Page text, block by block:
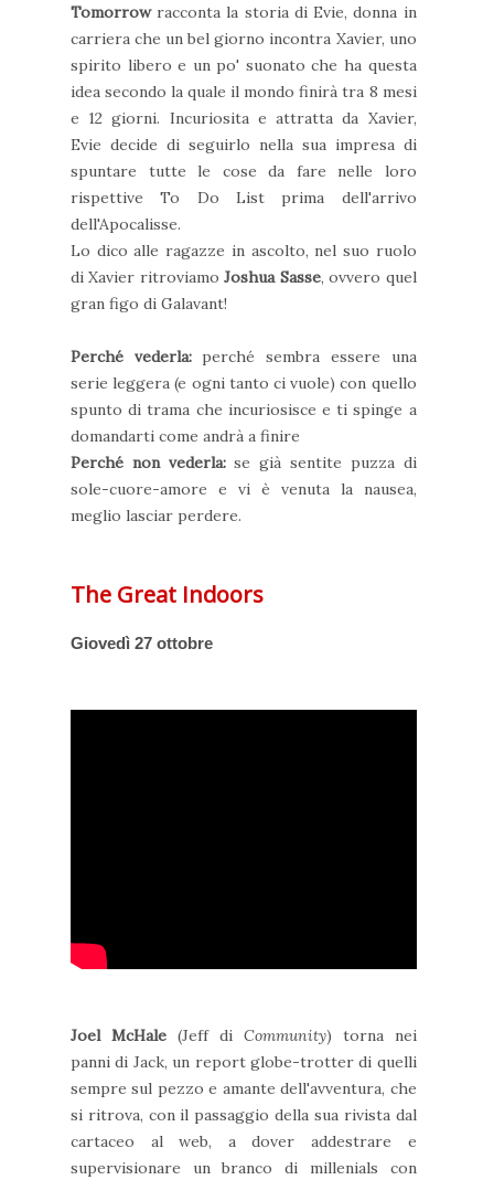
Tomorrowracconta la storia di Evie, donna in
carriera che un bel giorno incontra Xavier, uno
spirito libero e un po' suonato che ha questa
idea secondo la quale il mondo finirà tra 8 mesi
e 12 giorni. Incuriosita e attratta da Xavier,
Evie decide di seguirlo nella sua impresa di
spuntare tutte le cose da fare nelle loro
rispettive To Do List prima dell'arrivo
dell'Apocalisse.
Lo dico alle ragazze in ascolto, nel suo ruolo
di Xavier ritroviamo Joshua Sasse, ovvero quel
gran figo di Galavant!
Perché vederla:perché sembra essere una
serie leggera (e ogni tanto ci vuole) con quello
spunto di trama che incuriosisce e ti spinge a
domandarti come andrà a finire
Perché non vederla:se già sentite puzza di
sole-cuore-amore e vi è venuta la nausea,
meglio lasciar perdere.
The Great Indoors
Giovedì 27 ottobre
Joel McHale(Jeff di Community) torna nei
panni di Jack, un report globe-trotter di quelli
sempre sul pezzo e amante dell'avventura, che
si ritrova, con il passaggio della sua rivista dal
cartaceo al web, a dover addestrare e
supervisionare un branco di millenials con